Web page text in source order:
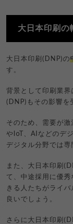
大日本印刷の
大日本印刷(DNP)の
す。
背景として印刷業界
(DNP)もその影響を
そのため、需要が
やIoT、AIなどのデ
デジタル分野では専
また、大日本印刷
て、中途採用に優
きる人たちがライ
良いでしょう。
さらに大日本印刷